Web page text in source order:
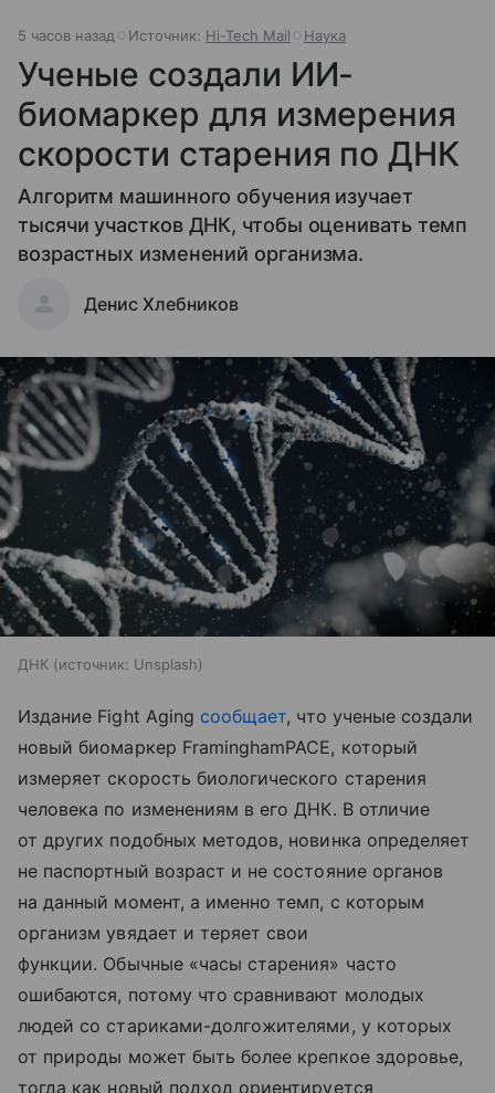
5 часов назад Источник: Hi-Tech Mail Наука
Ученые создали ИИ-
биомаркер для измерения
скорости старения по ДНК
Алгоритм машинного обучения изучает
тысячи участков ДНК, чтобы оценивать темп
возрастных изменений организма.
Денис Хлебников
ДНК источник: Unsplash
Издание Fight Aging сообщает, что ученые создали
новый биомаркер FraminghamPACE, который
измеряет скорость биологического старения
человека по изменениям в его ДНК. В отличие
от других подобных методов, новинка определяет
не паспортный возраст и не состояние органов
на данный момент, а именно темп, с которым
организм увядает и теряет свои
функции. Обычные «часы старения» часто
ошибаются, потому что сравнивают молодых
людей со стариками-долгожителями, у которых
от природы может быть более крепкое здоровье,
тогда как новый подход ориентируется